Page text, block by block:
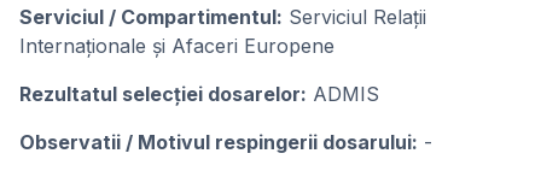
Serviciul / Compartimentul: Serviciul Relații
Internaționale și Afaceri Europene
Rezultatul selecţiei dosarelor: ADMIS
Observatii / Motivul respingerii dosarului: -